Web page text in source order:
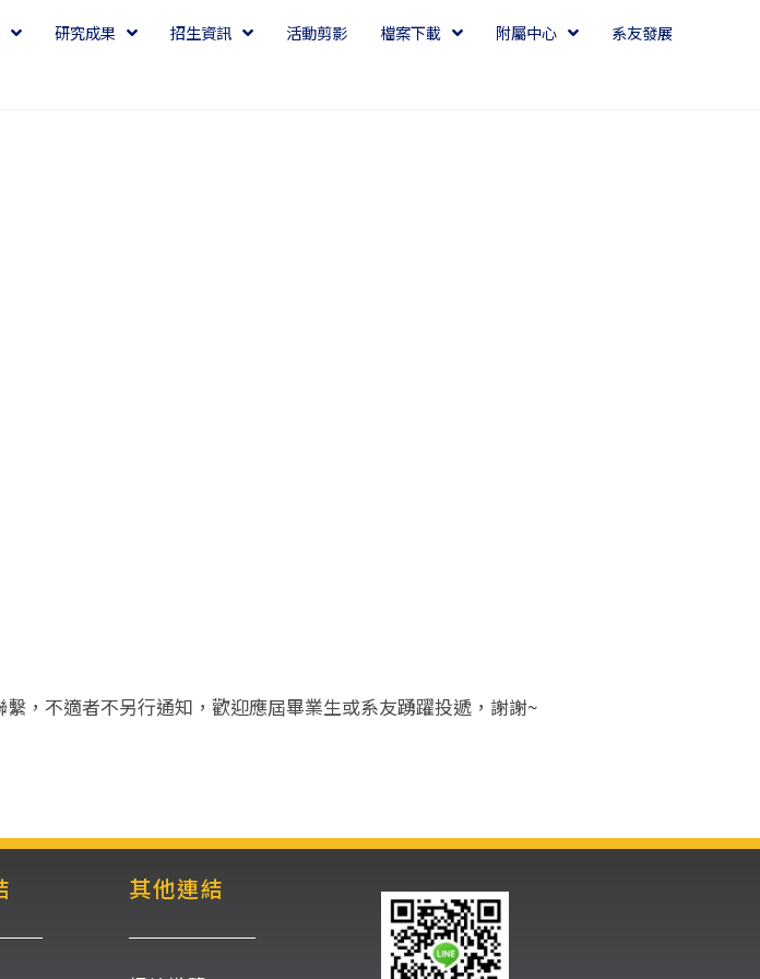
研究成果 招生資訊 活動剪影 檔案下載 附屬中心
系友發展
，不適者不另行通知，歡迎應屆畢業生或系友踴躍投遞，謝謝~
其他連結